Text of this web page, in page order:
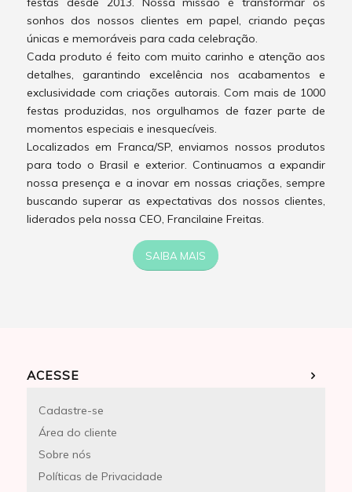
sonhos dos nossos clientes em papel, criando peças
únicas e memoráveis para cada celebração.
Cada produto é feito com muito carinho e atenção aos
detalhes, garantindo excelência nos acabamentos e
exclusividade com criações autorais. Com mais de 1000
festas produzidas, nos orgulhamos de fazer parte de
momentos especiais e inesquecíveis.
Localizados em Franca/SP, enviamos nossos produtos
para todo o Brasil e exterior. Continuamos a expandir
nossa presença e a inovar em nossas criações, sempre
buscando superar as expectativas dos nossos clientes,
liderados pela nossa CEO, Francilaine Freitas.
SAIBA MAIS
ACESSE
Cadastre-se
Área do cliente
Sobre nós
Políticas de Privacidade